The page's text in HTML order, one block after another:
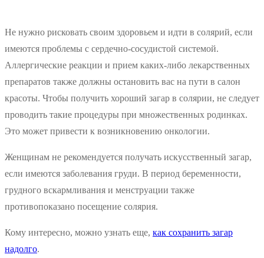
Не нужно рисковать своим здоровьем и идти в солярий, если
имеются проблемы с сердечно-сосудистой системой.
Аллергические реакции и прием каких-либо лекарственных
препаратов также должны остановить вас на пути в салон
красоты. Чтобы получить хороший загар в солярии, не следует
проводить такие процедуры при множественных родинках.
Это может привести к возникновению онкологии.
Женщинам не рекомендуется получать искусственный загар,
если имеются заболевания груди. В период беременности,
грудного вскармливания и менструации также
противопоказано посещение солярия.
Кому интересно, можно узнать еще, как сохранить загар
надолго.